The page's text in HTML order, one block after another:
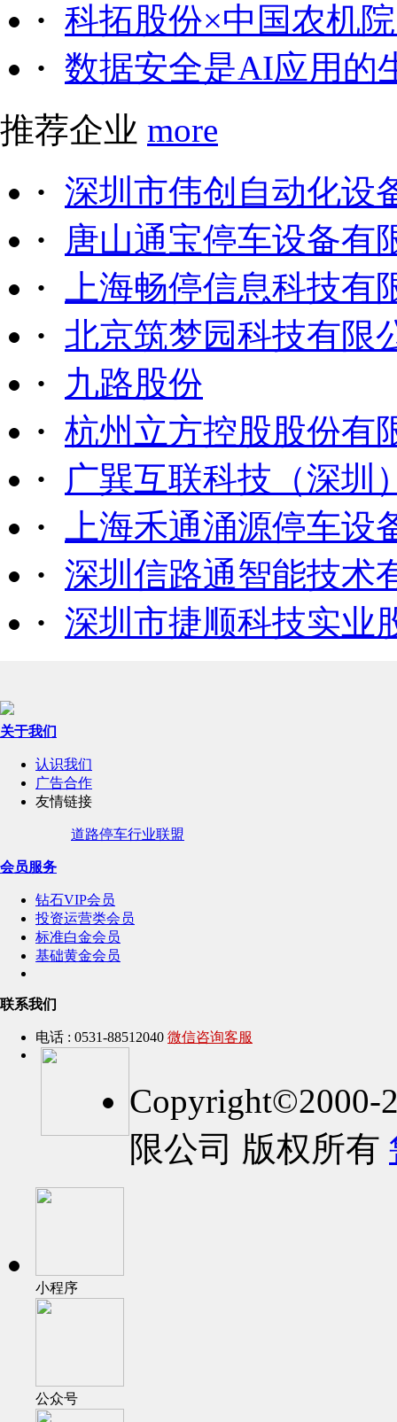
· 科拓股份×中国农机
· 数据安全是AI应用的
推荐企业 more
· 深圳市伟创自动化设
·
唐山通宝停车设备有
·
上海畅停信息科技有
· 北京筑梦园科技有限
·
九路股份
· 杭州立方控股股份有
·
广巽互联科技（深圳
·
上海禾通涌源停车设
· 深圳信路通智能技术
· 深圳市捷顺科技实业
关于我们
认识我们
广告合作
友情链接
道路停车行业联盟
会员服务
钻石VIP会员
投资运营类会员
标准白金会员
基础黄金会员
联系我们
电话 : 0531-88512040 微信咨询客服
Copyright©2000-
限公司 版权所有
小程序
公众号